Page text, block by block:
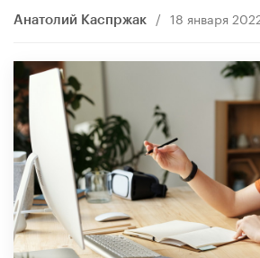
Анатолий Каспржак / 18 января